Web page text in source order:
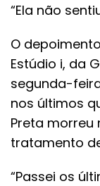
“Ela não
O
Estúdio i, da
segunda-
nos últimos
Preta
tratamento
“Passei os